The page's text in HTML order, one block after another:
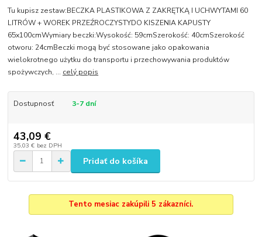
Tu kupisz zestaw:BECZKA PLASTIKOWA Z ZAKRĘTKĄ I UCHWYTAMI 60
LITRÓW + WOREK PRZEŹROCZYSTYDO KISZENIA KAPUSTY
65x100cmWymiary beczki:Wysokość: 59cmSzerokość: 40cmSzerokość
otworu: 24cmBeczki mogą być stosowane jako opakowania
wielokrotnego użytku do transportu i przechowywania produktów
spożywczych, ... celý popis
Dostupnosť 3-7 dní
43,09 €
35,03 € bez DPH
Pridať do košíka
Tento mesiac zakúpili 5 zákazníci.